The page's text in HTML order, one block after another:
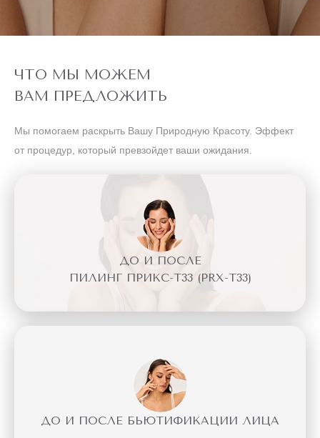
ЧТО МЫ МОЖЕМ
ВАМ ПРЕДЛОЖИТЬ
Мы помогаем раскрыть Вашу Природную Красоту. Эффект
от процедур, который превзойдет ваши ожидания.
ДО И ПОСЛЕ
ПИЛИНГ ПРИКС-Т33 (PRX-T33)
ДО И ПОСЛЕ БЬЮТИФИКАЦИИ ЛИЦА